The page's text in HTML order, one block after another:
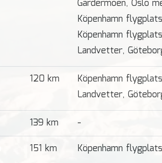
Gardermoen, Oslo
Köpenhamn
Köpenhamn
Landvetter,
120 km
Köpenhamn
Landvetter,
139 km
-
151 km Köpenhamn